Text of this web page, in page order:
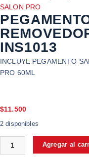
SALON PRO
INS1013
INCLUYE PEGAMENTO
PRO 60ML
$11.500
2 disponibles
Agregar al